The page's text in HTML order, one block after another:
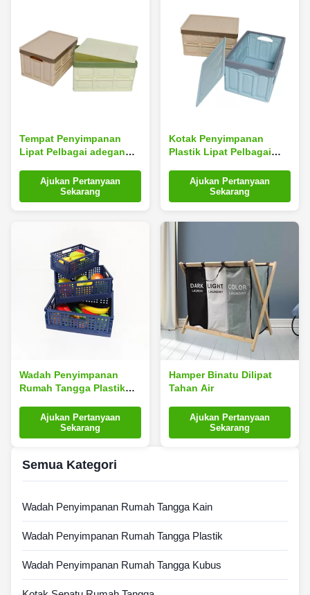
Tempat Penyimpanan
Lipat Pelbagai adegan
Sampah Plastik Lipat
Tahan Lama Silk Road
Enterprise
Ajukan Pertanyaan
Sekarang
Kotak Penyimpanan
Plastik Lipat Pelbagai
Dilipat yang Dapat Dicuci
Dengan Tutup
Ajukan Pertanyaan
Sekarang
Wadah Penyimpanan
Rumah Tangga Plastik
12cm Pelbagai adegan
Ajukan Pertanyaan
Sekarang
Hamper Binatu Dilipat
Tahan Air
Ajukan Pertanyaan
Sekarang
Semua Kategori
Wadah Penyimpanan Rumah Tangga Kain
Wadah Penyimpanan Rumah Tangga Plastik
Wadah Penyimpanan Rumah Tangga Kubus